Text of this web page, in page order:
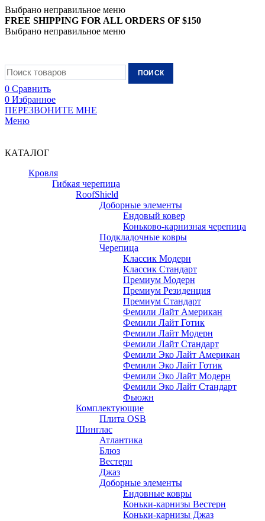
Выбрано неправильное меню
FREE SHIPPING FOR ALL ORDERS OF $150
Выбрано неправильное меню
ПОИСК
0 Сравнить
0 Избранное
ПЕРЕЗВОНИТЕ МНЕ
Меню
КАТАЛОГ
Кровля
Гибкая черепица
RoofShield
Доборные элементы
Ендовый ковер
Коньково-карнизная черепица
Подкладочные ковры
Черепица
Классик Модерн
Классик Стандарт
Премиум Модерн
Премиум Резиденция
Премиум Стандарт
Фемили Лайт Американ
Фемили Лайт Готик
Фемили Лайт Модерн
Фемили Лайт Стандарт
Фемили Эко Лайт Американ
Фемили Эко Лайт Готик
Фемили Эко Лайт Модерн
Фемили Эко Лайт Стандарт
Фьюжн
Комплектующие
Плита OSB
Шинглас
Атлантика
Блюз
Вестерн
Джаз
Доборные элементы
Ендовные ковры
Коньки-карнизы Вестерн
Коньки-карнизы Джаз